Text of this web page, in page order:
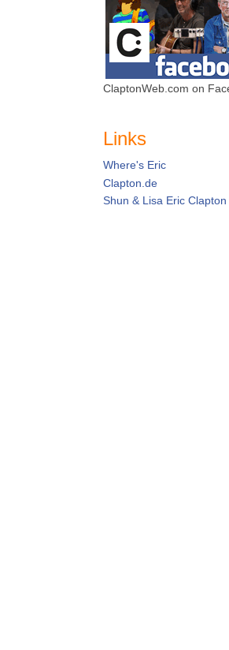
ClaptonWeb.com on
Links
Where's Eric
Clapton.de
Shun & Lisa Eric